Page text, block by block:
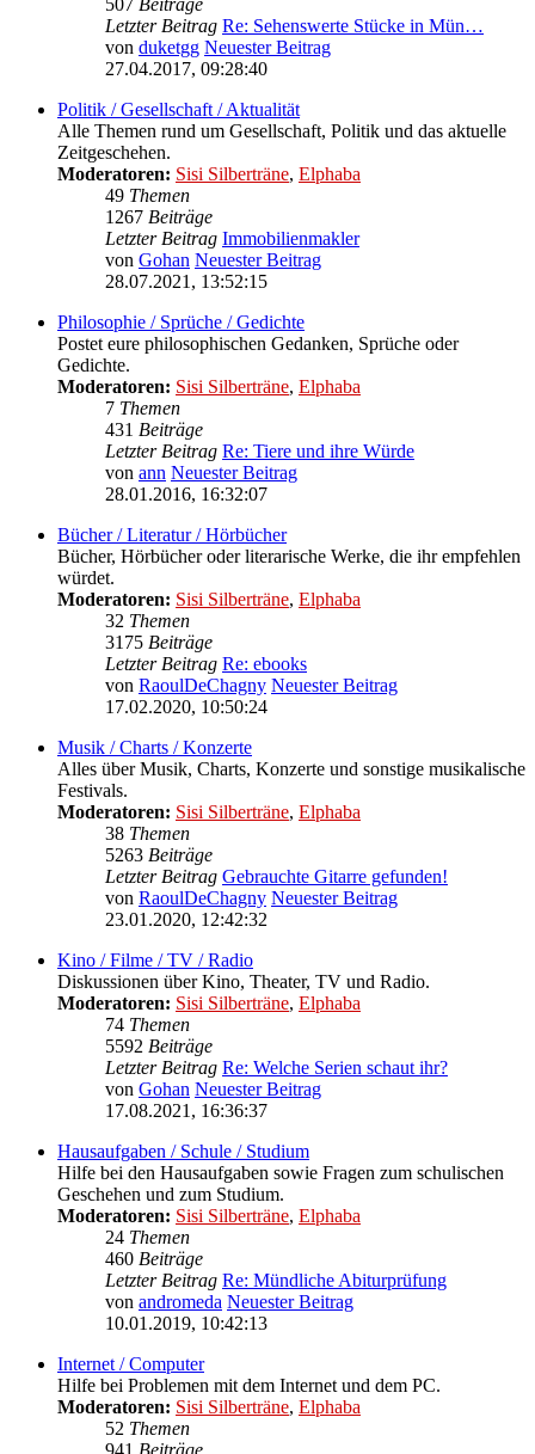
507 Beiträge
Letzter Beitrag Re: Sehenswerte Stücke in Mün…
von duketgg Neuester Beitrag
27.04.2017, 09:28:40
Politik / Gesellschaft / Aktualität
Alle Themen rund um Gesellschaft, Politik und das aktuelle
Zeitgeschehen.
Moderatoren: Sisi Silberträne, Elphaba
49 Themen
1267 Beiträge
Letzter Beitrag Immobilienmakler
von Gohan Neuester Beitrag
28.07.2021, 13:52:15
Philosophie / Sprüche / Gedichte
Postet eure philosophischen Gedanken, Sprüche oder
Gedichte.
Moderatoren: Sisi Silberträne, Elphaba
7 Themen
431 Beiträge
Letzter Beitrag Re: Tiere und ihre Würde
von ann Neuester Beitrag
28.01.2016, 16:32:07
Bücher / Literatur / Hörbücher
Bücher, Hörbücher oder literarische Werke, die ihr empfehlen
würdet.
Moderatoren: Sisi Silberträne, Elphaba
32 Themen
3175 Beiträge
Letzter Beitrag Re: ebooks
von RaoulDeChagny Neuester Beitrag
17.02.2020, 10:50:24
Musik / Charts / Konzerte
Alles über Musik, Charts, Konzerte und sonstige musikalische
Festivals.
Moderatoren: Sisi Silberträne, Elphaba
38 Themen
5263 Beiträge
Letzter Beitrag Gebrauchte Gitarre gefunden!
von RaoulDeChagny Neuester Beitrag
23.01.2020, 12:42:32
Kino / Filme / TV / Radio
Diskussionen über Kino, Theater, TV und Radio.
Moderatoren: Sisi Silberträne, Elphaba
74 Themen
5592 Beiträge
Letzter Beitrag Re: Welche Serien schaut ihr?
von Gohan Neuester Beitrag
17.08.2021, 16:36:37
Hausaufgaben / Schule / Studium
Hilfe bei den Hausaufgaben sowie Fragen zum schulischen
Geschehen und zum Studium.
Moderatoren: Sisi Silberträne, Elphaba
24 Themen
460 Beiträge
Letzter Beitrag Re: Mündliche Abiturprüfung
von andromeda Neuester Beitrag
10.01.2019, 10:42:13
Internet / Computer
Hilfe bei Problemen mit dem Internet und dem PC.
Moderatoren: Sisi Silberträne, Elphaba
52 Themen